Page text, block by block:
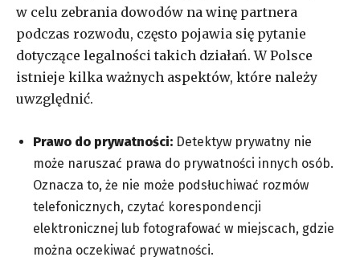
w celu zebrania dowodów na winę partnera
podczas rozwodu, często pojawia się pytanie
dotyczące legalności takich działań. W Polsce
istnieje kilka ważnych aspektów, które należy
uwzględnić.
Prawo do prywatności: Detektyw prywatny nie
może naruszać prawa do prywatności innych osób.
Oznacza to, że nie może podsłuchiwać rozmów
telefonicznych, czytać korespondencji
elektronicznej lub fotografować w miejscach, gdzie
można oczekiwać prywatności.